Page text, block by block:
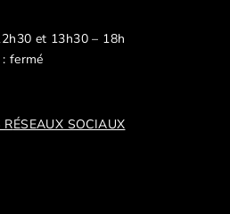
et 13h30 – 18h
fermé
RÉSEAUX SOCIAUX